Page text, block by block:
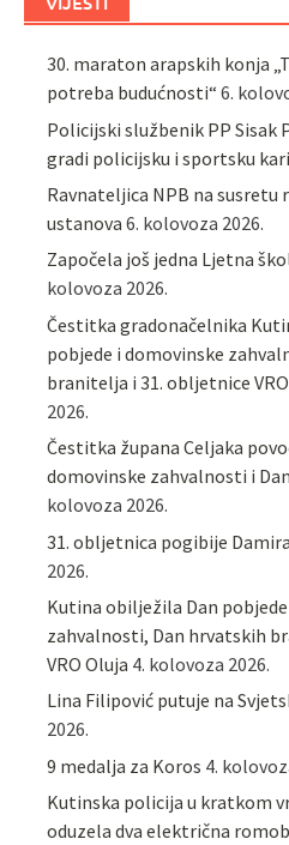
30. maraton arapskih konja
potreba budućnosti“ 6.
Policijski službenik PP Sisak
gradi policijsku i sportsku
Ravnateljica NPB na
ustanova 6. kolovoza 2026.
Započela još jedna Ljetna
kolovoza 2026.
Čestitka gradonačelnika
pobjede i domovinske
branitelja i 31. obljetnice
2026.
Čestitka župana Celjaka
domovinske zahvalnosti i
kolovoza 2026.
31. obljetnica pogibije
2026.
Kutina obilježila Dan
zahvalnosti, Dan hrvatskih
VRO Oluja 4. kolovoza 2026.
Lina Filipović putuje na
2026.
9 medalja za Koros 4.
Kutinska policija u kratkom
oduzela dva električna